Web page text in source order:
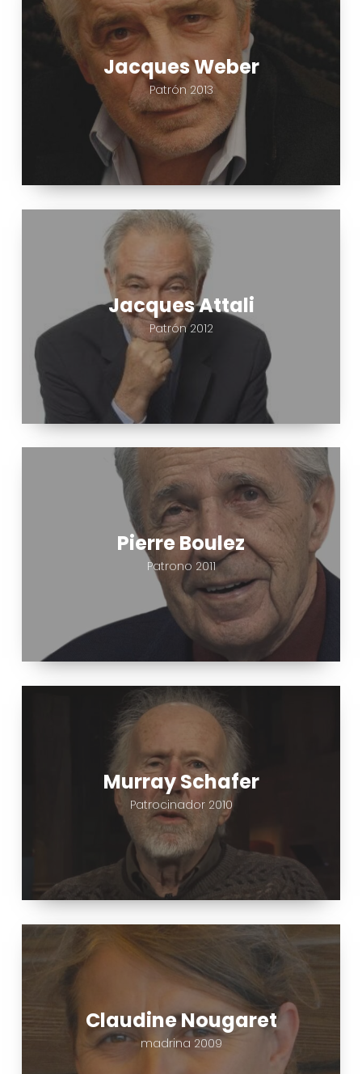
Jacques Weber
Patrón 2013
Jacques Attali
Patrón 2012
Pierre Boulez
Patrono 2011
Murray Schafer
Patrocinador 2010
Claudine Nougaret
madrina 2009
Nougaret